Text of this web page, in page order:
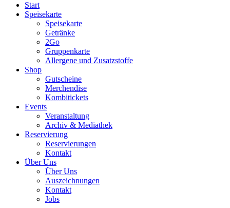
Start
Speisekarte
Speisekarte
Getränke
2Go
Gruppenkarte
Allergene und Zusatzstoffe
Shop
Gutscheine
Merchendise
Kombitickets
Events
Veranstaltung
Archiv & Mediathek
Reservierung
Reservierungen
Kontakt
Über Uns
Über Uns
Auszeichnungen
Kontakt
Jobs